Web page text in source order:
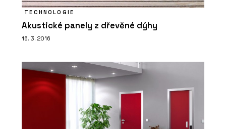
TECHNOLOGIE
Akustické panely z dřevěné dýhy
16. 3. 2016